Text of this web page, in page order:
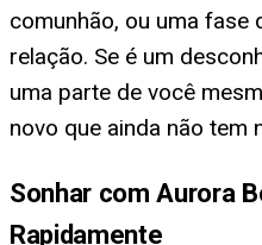
comunhão, ou uma fase
relação. Se é um
uma parte de você
novo que ainda não tem
Sonhar com Aurora
Rapidamente